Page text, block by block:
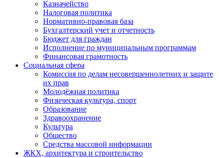
Казначейство
Налоговая политика
Нормативно-правовая база
Бухгалтерский учет и отчетность
Бюджет для граждан
Исполнение по муниципальным программам
Финансовая грамотность
Социальная сфера
Комиссия по делам несовершеннолетних и защите
их прав
Молодёжная политика
Физическая культура, спорт
Образование
Здравоохранение
Культура
Общество
Средства массовой информации
ЖКХ, архитектура и строительство